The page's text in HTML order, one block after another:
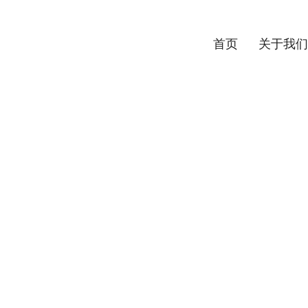
首页 关于我们